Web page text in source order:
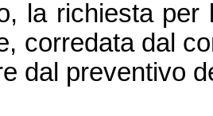
la richiesta per
corredata dal
dal preventivo